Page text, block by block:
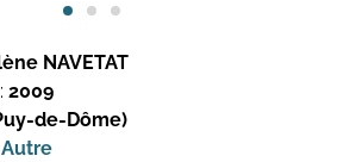
et Valorisation
NAVETAT
2009
de-Dôme)
Autre